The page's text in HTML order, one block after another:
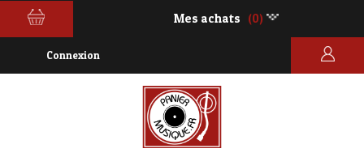
Mes achats (0)
Connexion